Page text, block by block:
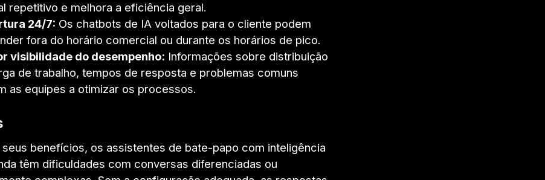
repetitivo e melhora a eficiência geral.
24/7: Os chatbots de IA voltados para o cliente podem
fora do horário comercial ou durante os horários de pico.
visibilidade do desempenho: Informações sobre distribuição
de trabalho, tempos de resposta e problemas comuns
as equipes a otimizar os processos.
benefícios, os assistentes de bate-papo com inteligência
têm dificuldades com conversas diferenciadas ou